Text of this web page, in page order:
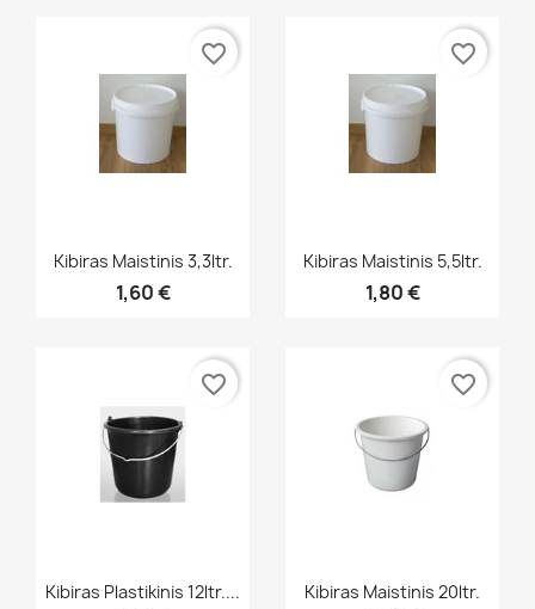
Greita peržiūra
Kibiras Maistinis 3,3ltr.
1,60 €
favorite_border
Greita peržiūra
Kibiras Maistinis 5,5ltr.
1,80 €
favorite_border
Greita peržiūra
Kibiras Plastikinis 12ltr....
favorite_border
Greita peržiūra
Kibiras Maistinis 20ltr.
favorite_border